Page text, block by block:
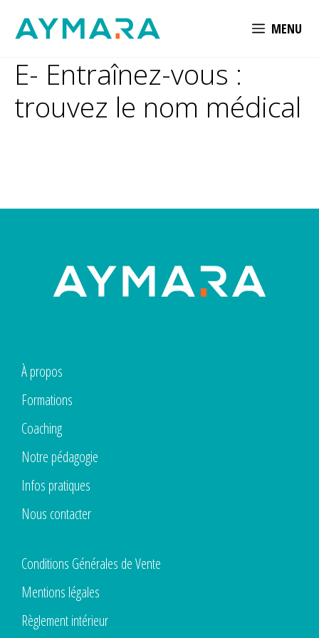
MENU
E- Entraînez-vous :
trouvez le nom médical
À propos
Formations
Coaching
Notre pédagogie
Infos pratiques
Nous contacter
Conditions Générales de Vente
Mentions légales
Règlement intérieur